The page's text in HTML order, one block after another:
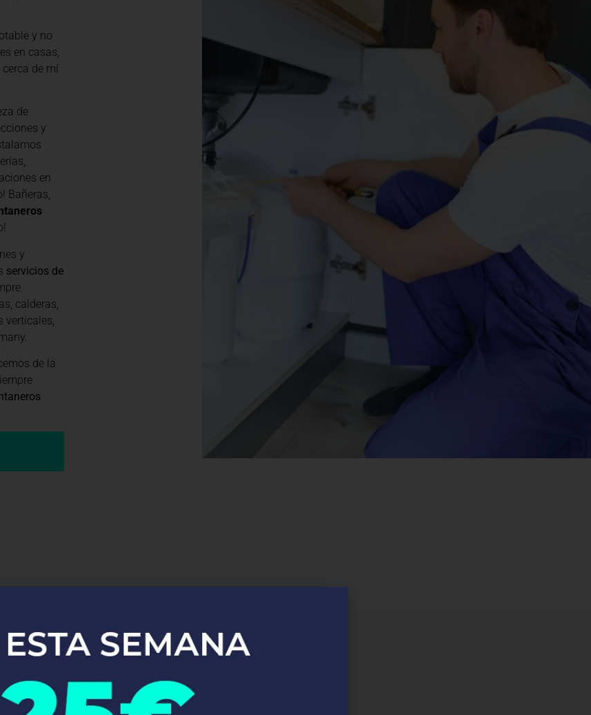
y no
en casas,
cerca de mí
de
y
en
Bañeras,
y
servicios de
calderas,
de la
Servicios